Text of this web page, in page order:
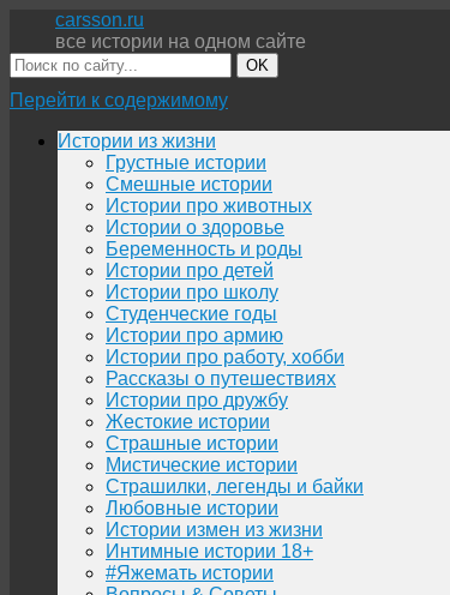
carsson.ru
все истории на одном сайте
OK
Перейти к содержимому
Истории из жизни
Грустные истории
Смешные истории
Истории про животных
Истории о здоровье
Беременность и роды
Истории про детей
Истории про школу
Студенческие годы
Истории про армию
Истории про работу, хобби
Рассказы о путешествиях
Истории про дружбу
Жестокие истории
Страшные истории
Мистические истории
Страшилки, легенды и байки
Любовные истории
Истории измен из жизни
Интимные истории 18+
#Яжемать истории